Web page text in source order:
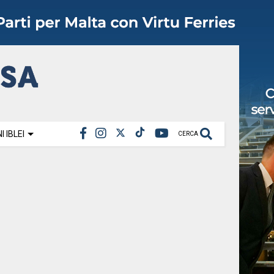
CERCA
IBLEI